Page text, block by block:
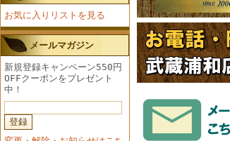
お気に入りリストを見る
メールマガジン
新規登録キャンペーン550円
OFFクーポンをプレゼント
中！